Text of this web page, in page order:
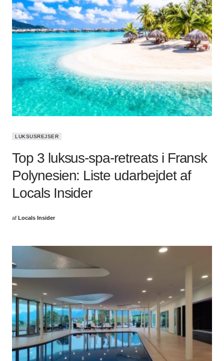
LUKSUSREJSER
Top 3 luksus-spa-retreats i Fransk
Polynesien: Liste udarbejdet af
Locals Insider
af Locals Insider